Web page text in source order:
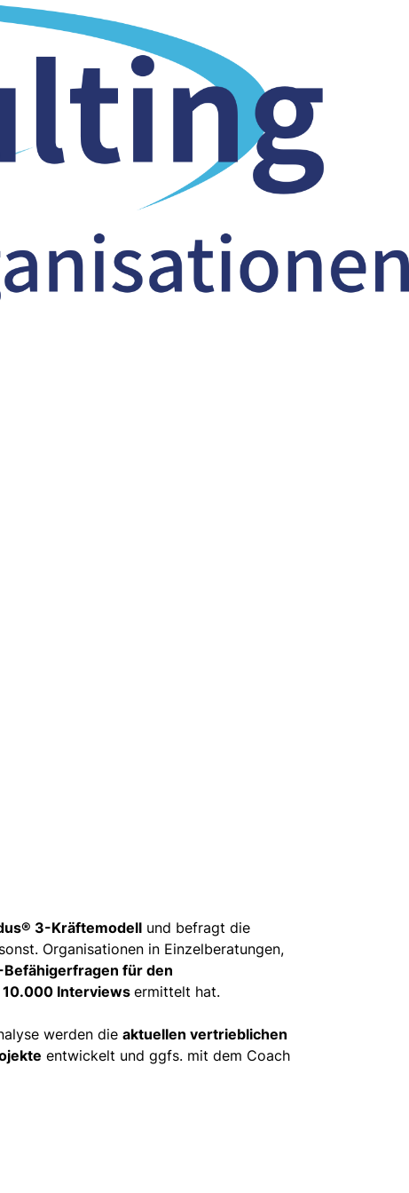
3-Kräftemodell und befragt die
Organisationen in Einzelberatungen,
für den
10.000 Interviews ermittelt hat.
werden die aktuellen vertrieblichen
entwickelt und ggfs. mit dem Coach